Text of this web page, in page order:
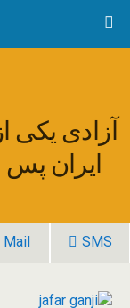
آزادی یکی
ایران
Mail SMS